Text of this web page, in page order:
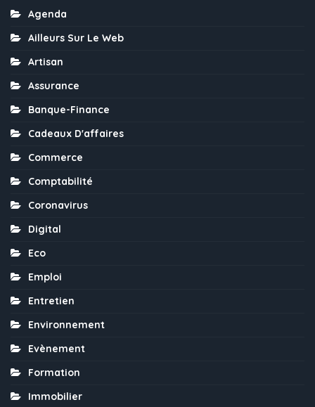
Agenda
Ailleurs Sur Le Web
Artisan
Assurance
Banque-Finance
Cadeaux D'affaires
Commerce
Comptabilité
Coronavirus
Digital
Eco
Emploi
Entretien
Environnement
Evènement
Formation
Immobilier